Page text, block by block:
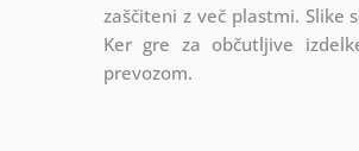
zaščiteni z več plastmi. Slike
Ker gre za občutljive
prevozom.